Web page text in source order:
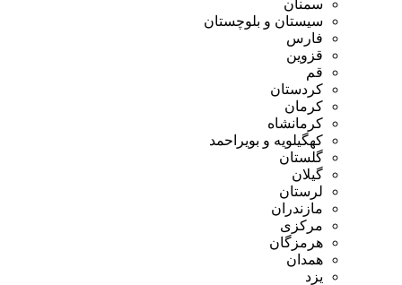
سمنان
سیستان و بلوچستان
فارس
قزوین
قم
کردستان
کرمان
کرمانشاه
کهگیلویه و بویراحمد
گلستان
گیلان
لرستان
مازندران
مرکزی
هرمزگان
همدان
یزد